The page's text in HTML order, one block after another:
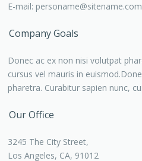
E-mail: personame@sitename.com
Company Goals
Donec ac ex non nisi volutpat
cursus vel mauris in
pharetra. Curabitur sapien nunc,
Our Office
3245 The City Street,
Los Angeles, CA, 91012